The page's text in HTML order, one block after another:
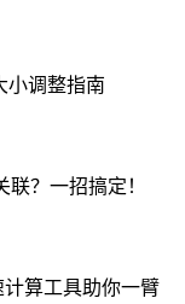
小调整指南
？一招搞定！
算工具助你一臂